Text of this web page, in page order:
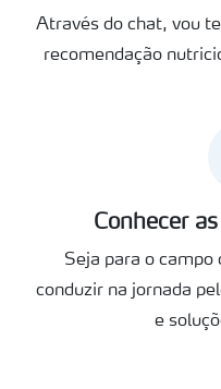
Através do chat, vou
recomendação
Conhecer
Seja para o campo
conduzir na jornada
e